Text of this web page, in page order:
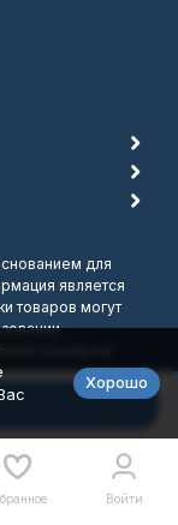
Войти
для
является
товаров могут
ссылки на
Хорошо